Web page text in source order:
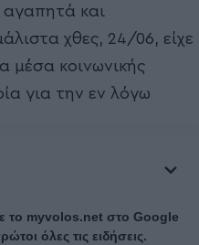
αγαπητά και
χθες, 24/06, είχε
μέσα κοινωνικής
για την εν λόγω
το myvolos.net στο Google
όλες τις ειδήσεις.